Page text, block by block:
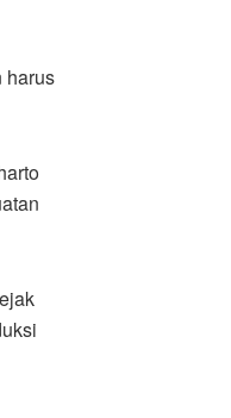
harus